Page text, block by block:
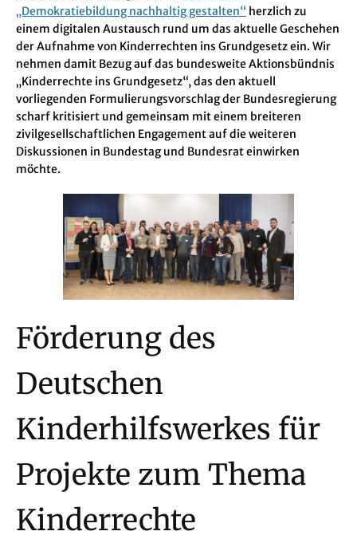
„Demokratiebildung nachhaltig gestalten“ herzlich zu
einem digitalen Austausch rund um das aktuelle Geschehen
der Aufnahme von Kinderrechten ins Grundgesetz ein. Wir
nehmen damit Bezug auf das bundesweite Aktionsbündnis
„Kinderrechte ins Grundgesetz“, das den aktuell
vorliegenden Formulierungsvorschlag der Bundesregierung
scharf kritisiert und gemeinsam mit einem breiteren
zivilgesellschaftlichen Engagement auf die weiteren
Diskussionen in Bundestag und Bundesrat einwirken
möchte.
Förderung des
Deutschen
Kinderhilfswerkes für
Projekte zum Thema
Kinderrechte